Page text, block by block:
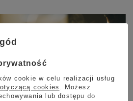
cookie w celu realizacji usług
cookies . Możesz
lub dostępu do